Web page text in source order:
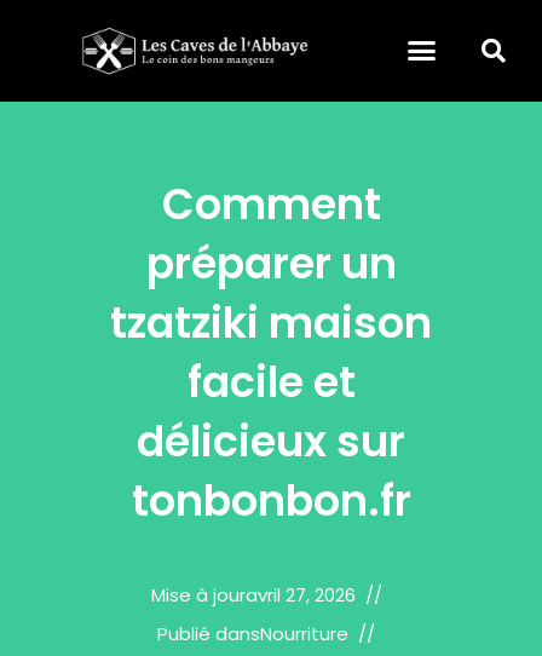
Comment
préparer un
tzatziki maison
facile et
délicieux sur
tonbonbon.fr
Mise à jouravril 27, 2026
Publié dansNourriture